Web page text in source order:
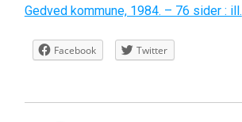
Gedved kommune, 1984. – 76 sider : ill.
Facebook Twitter